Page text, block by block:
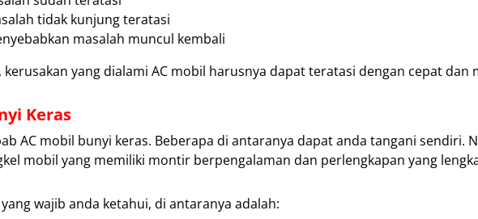
tidak kunjung teratasi
masalah muncul kembali
yang dialami AC mobil harusnya dapat teratasi dengan cepat dan
Keras
AC mobil bunyi keras. Beberapa di antaranya dapat anda tangani sendiri.
mobil yang memiliki montir berpengalaman dan perlengkapan yang
wajib anda ketahui, di antaranya adalah: